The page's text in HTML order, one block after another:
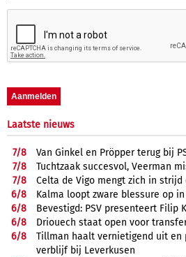
Laatste nieuws
7/8
Van Ginkel en Pröpper terug bij
7/8
Tuchtzaak succesvol, Veerman
7/8
Celta de Vigo mengt zich in strijd
6/8
Kalma loopt zware blessure op
6/8
Bevestigd: PSV presenteert Filip
6/8
Driouech staat open voor
6/8
Tillman haalt vernietigend uit en
verblijf bij Leverkusen